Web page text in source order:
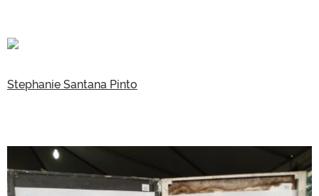
Stephanie Santana Pinto